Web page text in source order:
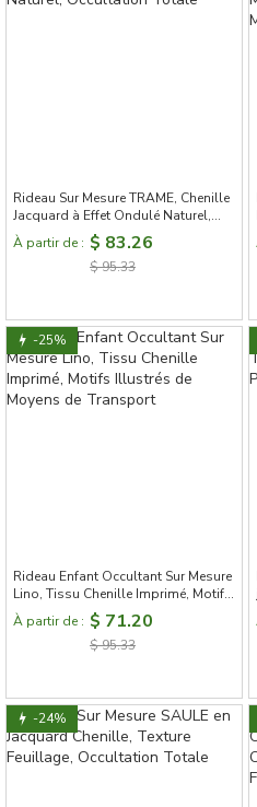
Rideau Sur Mesure TRAME, Chenille
Jacquard à Effet Ondulé Naturel,
Occultation Totale
À partir de : $ 83.26
$ 95.33
-25%
Rideau Enfant Occultant Sur Mesure
Lino, Tissu Chenille Imprimé, Motifs
Illustrés de Moyens de Transport
À partir de : $ 71.20
$ 95.33
-24%